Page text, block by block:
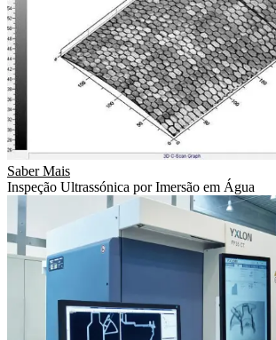
Saber Mais
Inspeção Ultrassónica por Imersão em Água